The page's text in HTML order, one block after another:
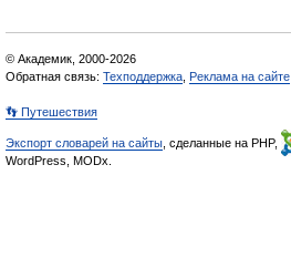
© Академик, 2000-2026
Обратная связь: Техподдержка Реклама на сайте
👣 Путешествия
Экспорт словарей на сайты , сделанные на PHP,
WordPress, MODx.